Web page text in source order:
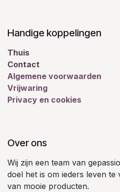
Handige koppelingen
Thuis
Contact
Algemene voorwaarden
Vrijwaring
Privacy en cookies
Over ons
Wij zijn een team van
doel het is om ieders leven
van mooie producten.